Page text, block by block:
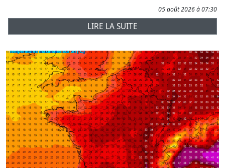
05 août 2026 à 07:30
LIRE LA SUITE